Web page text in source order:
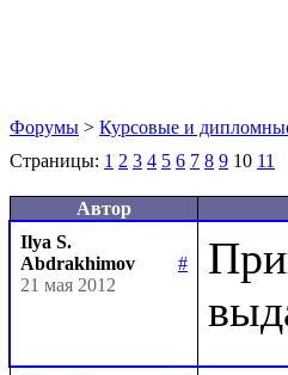
Форумы > Курсовые и
Страницы: 1 2 3 4 5 6 7 8 9 10 11
Автор
Ilya S.
Abdrakhimov
#
21 мая 2012